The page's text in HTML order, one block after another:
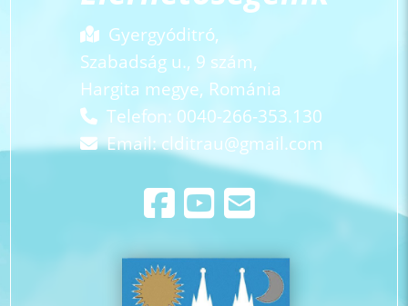
Gyergyóditró,
Szabadság u., 9 szám,
Hargita megye, Románia
Telefon: 0040-266-353.130
Email:clditrau@gmail.com